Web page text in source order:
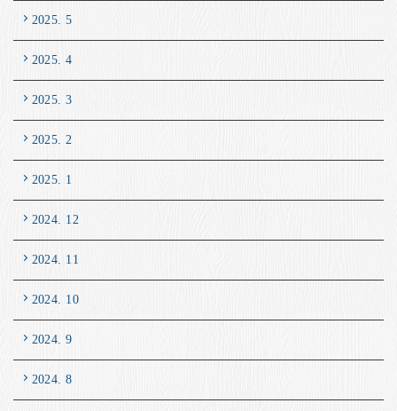
2025. 5
2025. 4
2025. 3
2025. 2
2025. 1
2024. 12
2024. 11
2024. 10
2024. 9
2024. 8